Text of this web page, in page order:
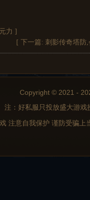
力 ]
[ 下一篇: 刺影传奇塔防
Copyright © 2021 -
注：好私服只投放盛大游
注意自我保护 谨防受骗